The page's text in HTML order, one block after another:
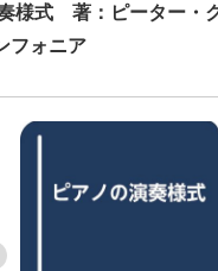
奏様式 著：ピーター
フォニア